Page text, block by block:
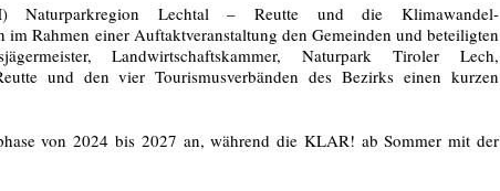
Naturparkregion Lechtal – Reutte und die Klimawandel-
Rahmen einer Auftaktveranstaltung den Gemeinden und beteiligten
Landwirtschaftskammer, Naturpark Tiroler Lech,
und den vier Tourismusverbänden des Bezirks einen kurzen
von 2024 bis 2027 an, während die KLAR! ab Sommer mit der